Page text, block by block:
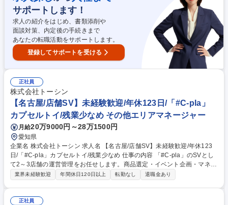
ケット用エンジン・機器の組立作業
サポートします！
求人の紹介をはじめ、書類添削や
面談対策、内定後の手続きまで
あなたの転職活動をサポートします。
登録してサポートを受ける
正社員
株式会社トーシン
【名古屋/店舗SV】未経験歓迎/年休123日/「#C-pla」
カプセルトイ/残業少なめ その他エリアマネージャー
月給20万9000円～28万1500円
愛知県
企業名 株式会社トーシン 求人名 【名古屋/店舗SV】未経験歓迎/年休123
日/「#C-pla」カプセルトイ/残業少なめ 仕事の内容 「#C-pla」のSVとし
て2～3店舗の運営管理をお任せします。商品選定・イベント企画・マネジ
メント等、業務は多岐にわたりますので裁量権を持ちながらキャリアを積
えて、どのメーカーの商品を仕入れて配置するかを考えます） ・イベント
業界未経験歓迎 年間休日120日以上 転勤なし 退職金あり
正社員